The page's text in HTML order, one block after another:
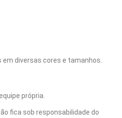
diversas cores e tamanhos.
própria.
fica sob responsabilidade do